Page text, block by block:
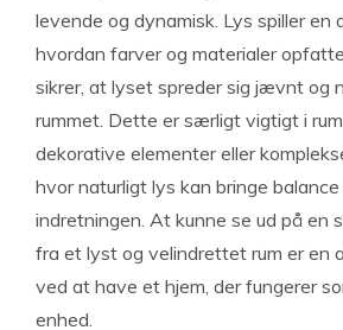
levende og dynamisk. Lys spiller en
hvordan farver og materialer
sikrer, at lyset spreder sig jævnt og
rummet. Dette er særligt vigtigt i
dekorative elementer eller
hvor naturligt lys kan bringe
indretningen. At kunne se ud på en
fra et lyst og velindrettet rum er en
ved at have et hjem, der fungerer
enhed.